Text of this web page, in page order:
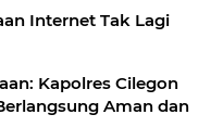
Internet Tak Lagi
Kapolres Cilegon
Aman dan